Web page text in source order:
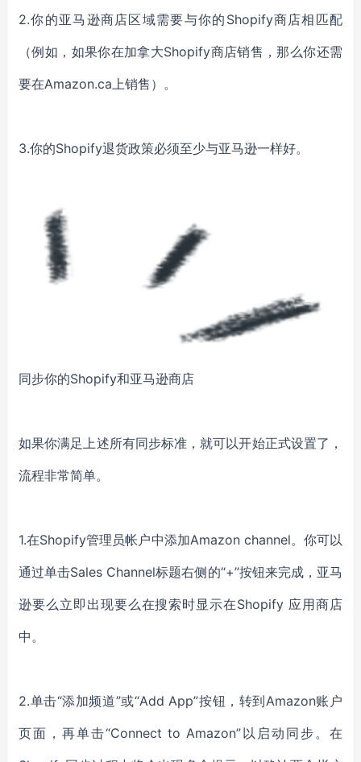
2.你的亚马逊商店区域需要与你的Shopify商店相匹配
（例如，如果你在加拿大Shopify商店销售，那么你还需
要在Amazon.ca上销售）。
3.你的Shopify退货政策必须至少与亚马逊一样好。
同步你的Shopify和亚马逊商店
如果你满足上述所有同步标准，就可以开始正式设置了，
流程非常简单。
1.在Shopify管理员帐户中添加Amazon channel。你可以
通过单击Sales Channel标题右侧的“+”按钮来完成，亚马
逊要么立即出现要么在搜索时显示在Shopify 应用商店
中。
2.单击“添加频道”或“Add App”按钮，转到Amazon账户
页面，再单击“Connect to Amazon”以启动同步。在